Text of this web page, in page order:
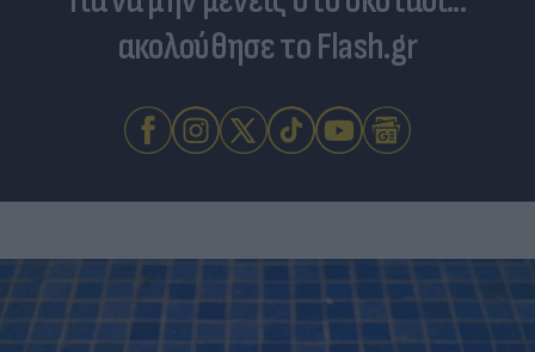
ακολούθησε το Flash.gr